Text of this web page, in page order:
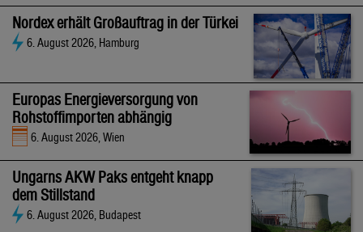
Nordex erhält Großauftrag in der Türkei
6. August 2026, Hamburg
Europas Energieversorgung von
Rohstoffimporten abhängig
6. August 2026, Wien
Ungarns AKW Paks entgeht knapp
dem Stillstand
6. August 2026, Budapest